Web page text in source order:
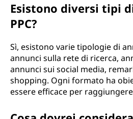
Esistono diversi tipi
PPC?
Sì, esistono varie tipologie di
annunci sulla rete di ricerca,
annunci sui social media,
shopping. Ogni formato ha
essere efficace per